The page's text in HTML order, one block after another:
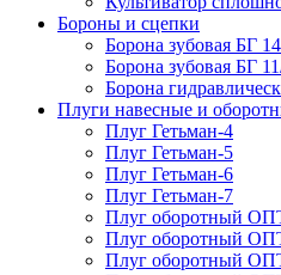
Бороны и сцепки
Борона зубовая БГ
Борона зубовая БГ
Борона
Плуги навесные и
Плуг Гетьман-4
Плуг Гетьман-5
Плуг Гетьман-6
Плуг Гетьман-7
Плуг оборотный
Плуг оборотный
Плуг оборотный